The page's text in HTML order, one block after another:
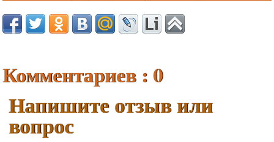
Комментариев : 0
Напишите отзыв или
вопрос